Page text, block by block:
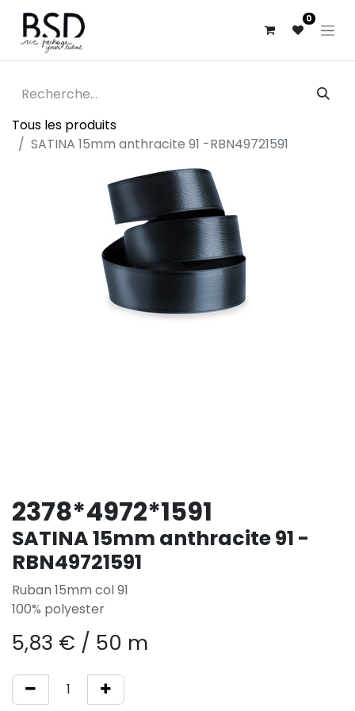
0
Tous les produits
SATINA 15mm anthracite 91 -RBN49721591
2378*4972*1591
SATINA 15mm anthracite 91 -
RBN49721591
Ruban 15mm col 91
100% polyester
5,83 € / 50 m